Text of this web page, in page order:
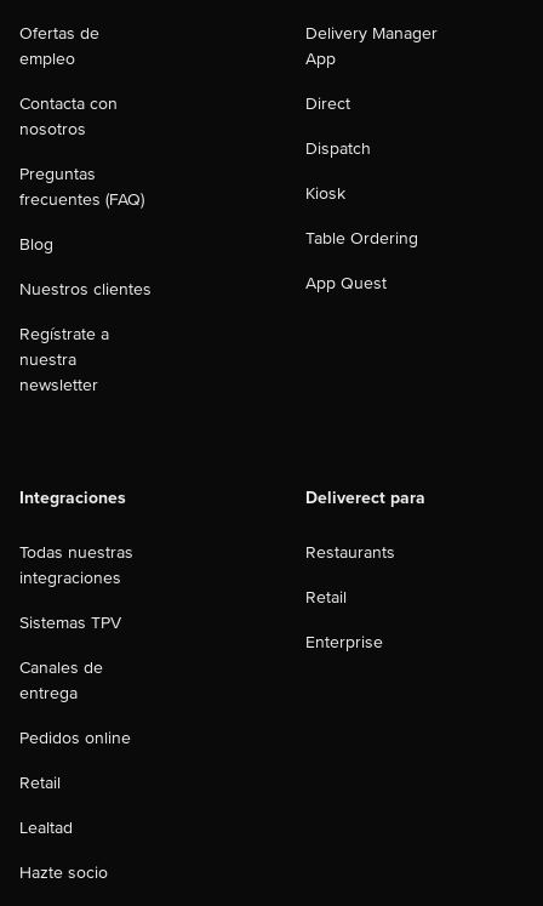
Ofertas de
empleo
Contacta con
nosotros
Preguntas
frecuentes (FAQ)
Blog
Nuestros clientes
Regístrate a
nuestra
newsletter
Delivery Manager
App
Direct
Dispatch
Kiosk
Table Ordering
App Quest
Integraciones
Todas nuestras
integraciones
Sistemas TPV
Canales de
entrega
Pedidos online
Retail
Lealtad
Hazte socio
Deliverect para
Restaurants
Retail
Enterprise